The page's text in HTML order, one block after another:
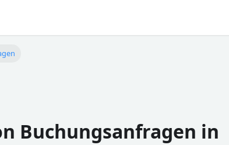
Buchungsanfragen in